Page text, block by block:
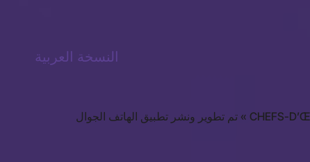
النسخة العربية
تم تطوير ونشر تطبيق الهاتف الجوال « CHEFS-D’ŒUVRE » من قبل Museum Lab بالتعاون مع وكالة إحياء التراث والتنمية الثقافية (AMVPPC). تهدف سياسة الخصوصية هذه إلى إعلام